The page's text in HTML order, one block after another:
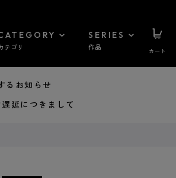
テゴリ
SERIES
作品 カート
るお知らせ
延につきまして